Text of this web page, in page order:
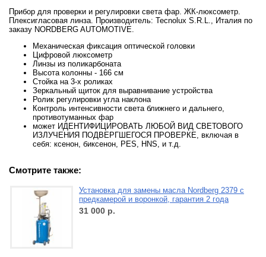
Прибор для проверки и регулировки света фар. ЖК-люксометр.
Плексигласовая линза. Производитель: Tecnolux S.R.L., Италия по
заказу NORDBERG AUTOMOTIVE.
Механическая фиксация оптической головки
Цифровой люксометр
Линзы из поликарбоната
Высота колонны - 166 см
Стойка на 3-х роликах
Зеркальный щиток для выравнивание устройства
Ролик регулировки угла наклона
Контроль интенсивности света ближнего и дальнего,
противотуманных фар
может ИДЕНТИФИЦИРОВАТЬ ЛЮБОЙ ВИД СВЕТОВОГО
ИЗЛУЧЕНИЯ ПОДВЕРГШЕГОСЯ ПРОВЕРКЕ, включая в
себя: ксенон, биксенон, PES, HNS, и т.д.
Смотрите также:
Установка для замены масла Nordberg 2379 с
предкамерой и воронкой, гарантия 2 года
31 000 р.